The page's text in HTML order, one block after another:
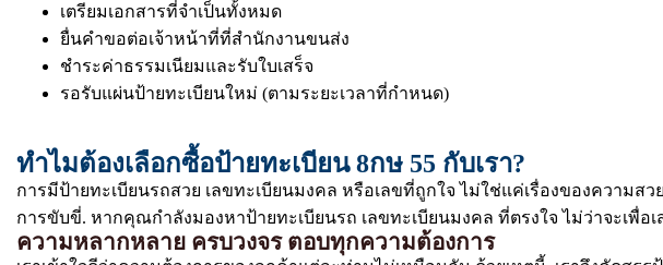
เตรียมเอกสารที่จำเป็นทั้งหมด
ยื่นคำขอต่อเจ้าหน้าที่ที่สำนักงานขนส่ง
ชำระค่าธรรมเนียมและรับใบเสร็จ
รอรับแผ่นป้ายทะเบียนใหม่ (ตามระยะเวลาที่กำหนด)
ทำไมต้องเลือกซื้อป้ายทะเบียน 8กษ 55 กับเรา?
การมีป้ายทะเบียนรถสวย เลขทะเบียนมงคล หรือเลขที่ถูกใจ ไม่ใช่แค่เรื่องของความ
การขับขี่. หากคุณกำลังมองหาป้ายทะเบียนรถ เลขทะเบียนมงคล ที่ตรงใจ ไม่ว่าจะเพื่
ความหลากหลาย ครบวงจร ตอบทุกความต้องการ